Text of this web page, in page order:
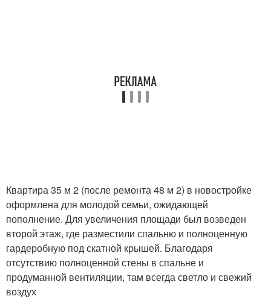
Квартира 35 м 2 (после ремонта 48 м 2) в новостройке
оформлена для молодой семьи, ожидающей
пополнение. Для увеличения площади был возведен
второй этаж, где разместили спальню и полноценную
гардеробную под скатной крышей. Благодаря
отсутствию полноценной стены в спальне и
продуманной вентиляции, там всегда светло и свежий
воздух